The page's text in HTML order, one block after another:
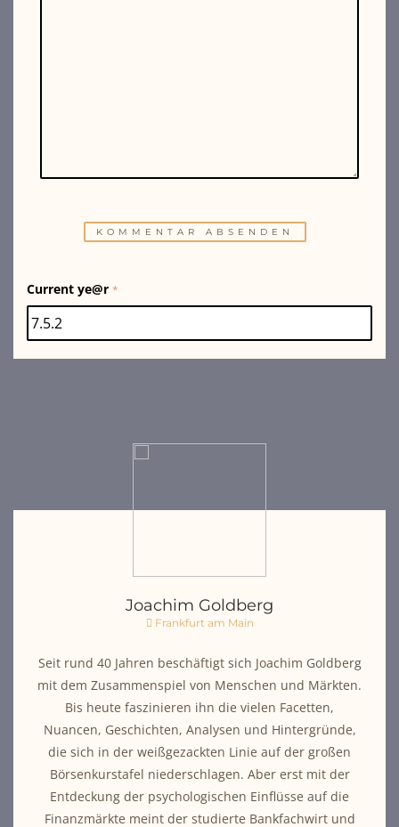
Current ye@r *
Joachim Goldberg
Frankfurt am Main
Seit rund 40 Jahren beschäftigt sich Joachim Goldberg
mit dem Zusammenspiel von Menschen und Märkten.
Bis heute faszinieren ihn die vielen Facetten,
Nuancen, Geschichten, Analysen und Hintergründe,
die sich in der weißgezackten Linie auf der großen
Börsenkurstafel niederschlagen. Aber erst mit der
Entdeckung der psychologischen Einflüsse auf die
Finanzmärkte meint der studierte Bankfachwirt und